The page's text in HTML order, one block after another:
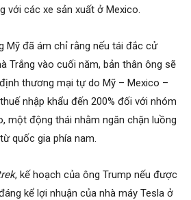
với các xe sản xuất ở Mexico.
Mỹ đã ám chỉ rằng nếu tái đắc cử
Trắng vào cuối năm, bản thân ông sẽ
thương mại tự do Mỹ – Mexico –
nhập khẩu đến 200% đối với nhóm
một động thái nhằm ngăn chặn luồng
quốc gia phía nam.
, kế hoạch của ông Trump nếu được
kể lợi nhuận của nhà máy Tesla ở